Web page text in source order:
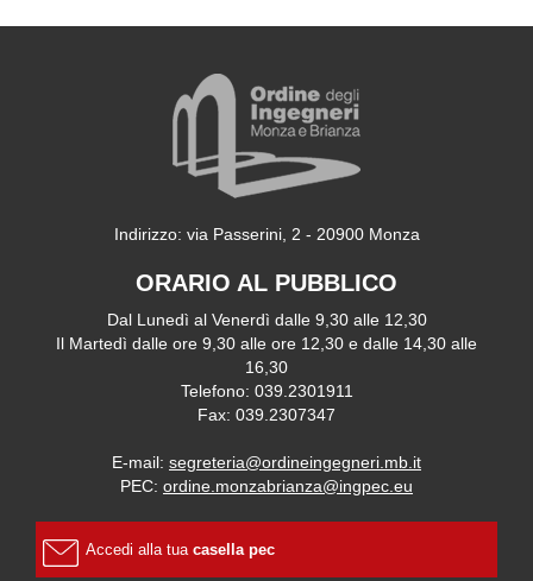
Indirizzo: via Passerini, 2 - 20900 Monza
ORARIO AL PUBBLICO
Dal Lunedì al Venerdì dalle 9,30 alle 12,30
Il Martedì dalle ore 9,30 alle ore 12,30 e dalle 14,30 alle
16,30
Telefono: 039.2301911
Fax: 039.2307347
E-mail: segreteria@ordineingegneri.mb.it
PEC: ordine.monzabrianza@ingpec.eu
Accedi alla tua casella pec